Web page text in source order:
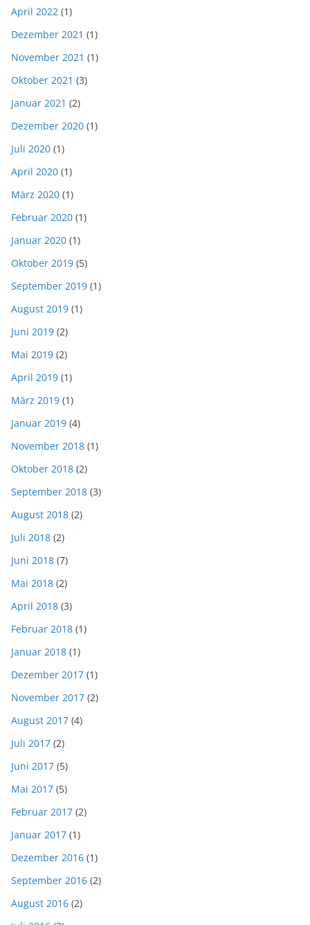
April 2022 (1)
Dezember 2021 (1)
November 2021 (1)
Oktober 2021 (3)
Januar 2021 (2)
Dezember 2020 (1)
Juli 2020 (1)
April 2020 (1)
März 2020 (1)
Februar 2020 (1)
Januar 2020 (1)
Oktober 2019 (5)
September 2019 (1)
August 2019 (1)
Juni 2019 (2)
Mai 2019 (2)
April 2019 (1)
März 2019 (1)
Januar 2019 (4)
November 2018 (1)
Oktober 2018 (2)
September 2018 (3)
August 2018 (2)
Juli 2018 (2)
Juni 2018 (7)
Mai 2018 (2)
April 2018 (3)
Februar 2018 (1)
Januar 2018 (1)
Dezember 2017 (1)
November 2017 (2)
August 2017 (4)
Juli 2017 (2)
Juni 2017 (5)
Mai 2017 (5)
Februar 2017 (2)
Januar 2017 (1)
Dezember 2016 (1)
September 2016 (2)
August 2016 (2)